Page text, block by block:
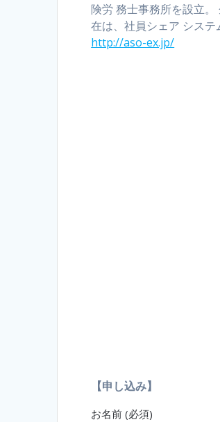
険労 務士事務所を設立
在は、社員シェア システ
http://aso-ex.jp/
【申し込み】
お名前 (必須)